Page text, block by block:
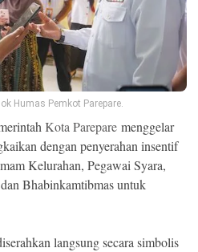
Humas Pemkot Parepare.
Kota Parepare menggelar
dengan penyerahan insentif
Kelurahan, Pegawai Syara,
Bhabinkamtibmas untuk
langsung secara simbolis